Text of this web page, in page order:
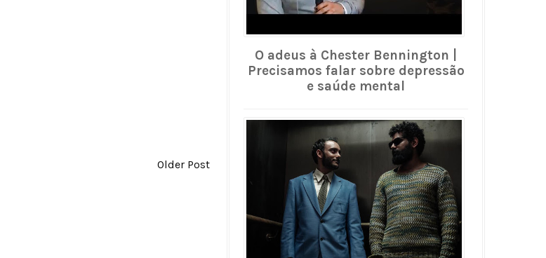
Older Post
O adeus à Chester Bennington |
Precisamos falar sobre depressão
e saúde mental